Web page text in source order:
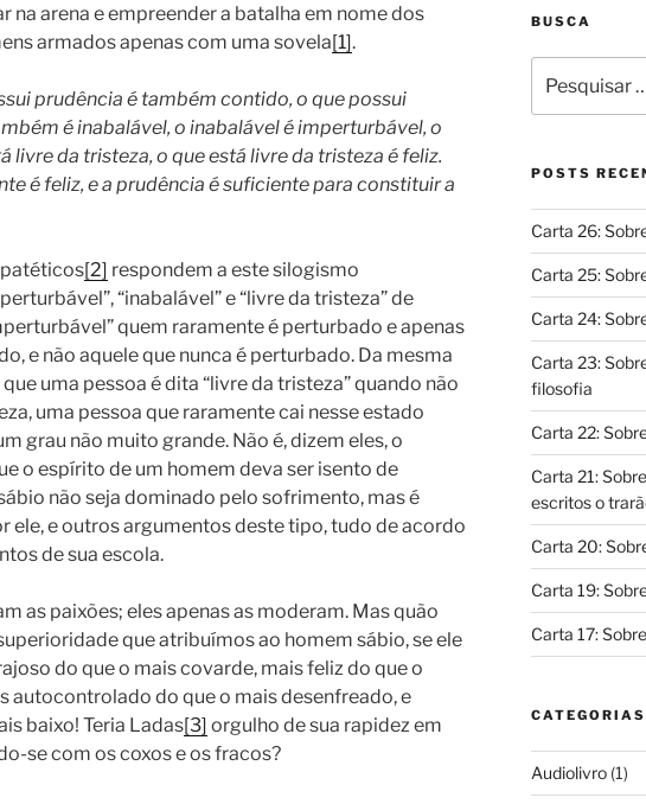
na arena e empreender a batalha em nome dos
armados apenas com uma sovela[1].
prudência é também contido, o que possui
é inabalável, o inabalável é imperturbável, o
livre da tristeza, o que está livre da tristeza é feliz.
é feliz, e a prudência é suficiente para constituir a
[2] respondem a este silogismo
“inabalável” e “livre da tristeza” de
quem raramente é perturbado e apenas
e não aquele que nunca é perturbado. Da mesma
uma pessoa é dita “livre da tristeza” quando não
uma pessoa que raramente cai nesse estado
grau não muito grande. Não é, dizem eles, o
o espírito de um homem deva ser isento de
não seja dominado pelo sofrimento, mas é
ele, e outros argumentos deste tipo, tudo de acordo
de sua escola.
as paixões; eles apenas as moderam. Mas quão
que atribuímos ao homem sábio, se ele
do que o mais covarde, mais feliz do que o
autocontrolado do que o mais desenfreado, e
baixo! Teria Ladas[3] orgulho de sua rapidez em
se com os coxos e os fracos?
BUSCA
por:
POSTS
Carta 26:
Carta 25:
Carta 24:
Carta 23:
filosofia
Carta 22:
Carta 21:
escritos o
Carta 20:
Carta 19:
Carta 17:
CATEGORIAS
Audiolivro(1)